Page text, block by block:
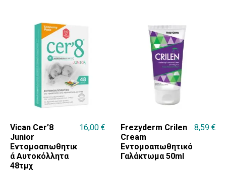
Vican Cer’8
Junior
Εντομοαπωθητικ
ά Αυτοκόλλητα
48τμχ
16,00 €
Frezyderm Crilen
Cream
Εντομοαπωθητικό
Γαλάκτωμα 50ml
8,59 €